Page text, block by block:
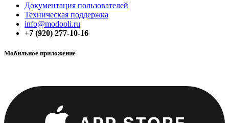
Документация пользователей
Техническая поддержка
info@modooli.ru
+7 (920) 277-10-16
Мобильное приложение